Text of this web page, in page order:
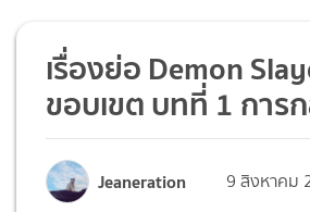
เรื่องย่อ Demon
ขอบเขต บทที่ 1 การ
Jeaneration 9 สิงหาคม